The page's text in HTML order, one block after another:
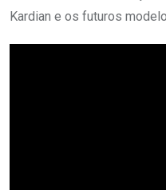
Kardian e os futuros